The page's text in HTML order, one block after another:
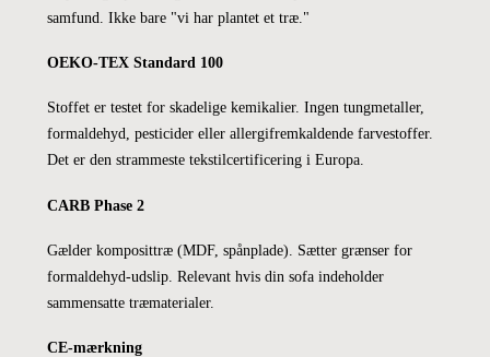
samfund. Ikke bare "vi har plantet et træ."
OEKO-TEX Standard 100
Stoffet er testet for skadelige kemikalier. Ingen tungmetaller,
formaldehyd, pesticider eller allergifremkaldende farvestoffer.
Det er den strammeste tekstilcertificering i Europa.
CARB Phase 2
Gælder komposittræ (MDF, spånplade). Sætter grænser for
formaldehyd-udslip. Relevant hvis din sofa indeholder
sammensatte træmaterialer.
CE-mærkning